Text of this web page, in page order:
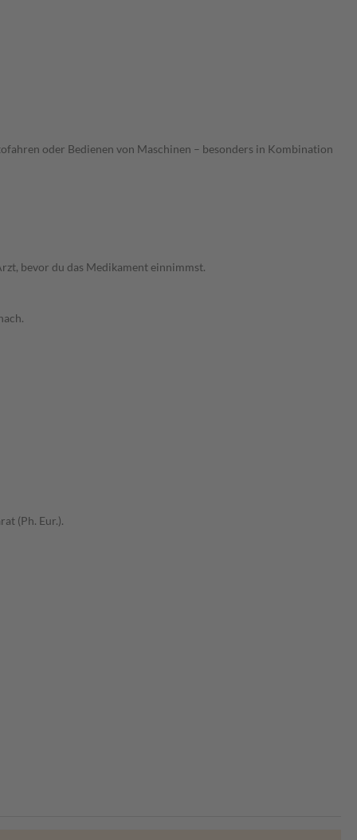
oder Bedienen von Maschinen – besonders in Kombination
bevor du das Medikament einnimmst.
(Ph. Eur.).